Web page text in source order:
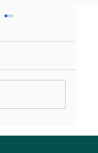
Spirulina,